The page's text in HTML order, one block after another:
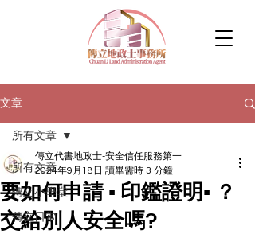
文章
所有文章
傳立小學堂
傳立日常
所有文章
要如何申請 ▪︎ 印鑑證明▪︎ ？
交給別人安全嗎?
傳立代書地政士-安全信任服務第一
2024年9月18日 讀畢需時 3 分鐘